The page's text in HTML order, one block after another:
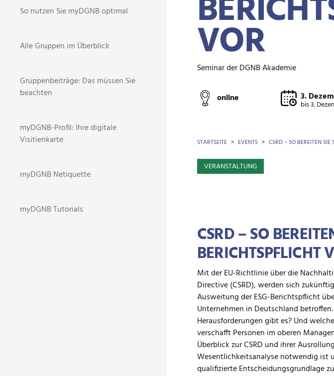
VOR
Seminar der DGNB Akademie
online 3.
bis3.
BROTKRÜMEL
STARTSEITE EVENTS CSRD – SO BEREITEN
VERANSTALTUNG
CSRD – SO
Mit der EU-Richtlinie über die
Directive (CSRD), werden sich
Ausweitung der ESG-Berichtspflicht
Unternehmen in Deutschland
Herausforderungen gibt es? Und
verschafft Personen im oberen
Überblick zur CSRD und ihrer
Wesentlichkeitsanalyse notwendig ist
qualifizierte Entscheidungsgrundlage
So nutzen Sie myDGNB optimal
Alle Gruppen im Überblick
Gruppenbeiträge: Das müssen Sie
beachten
myDGNB-Profil: Ihre digitale
Visitienkarte
myDGNB Netiquette
myDGNB Tutorials